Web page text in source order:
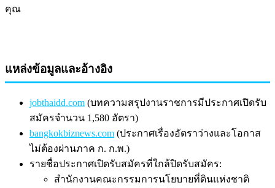
คุณ
แหล่งข้อมูลและอ้างอิง
jobthaidd.com (บทความสรุปงานราชการมีประกาศเปิดรับ
สมัครจำนวน 1,580 อัตรา)
bangkokbiznews.com (ประกาศเรื่องอัตราว่างและโอกาส
ไม่ต้องผ่านภาค ก. ก.พ.)
รายชื่อประกาศเปิดรับสมัครที่ใกล้ปิดรับสมัคร:
สำนักงานคณะกรรมการนโยบายที่ดินแห่งชาติ